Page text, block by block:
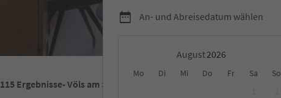
An- und Abreisedatum wählen
August
Mo Di Mi Do Fr Sa So
115 Ergebnisse- Völs am Schlern